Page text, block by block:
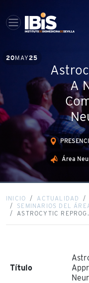
20MAY 25
A
Área
INICIO ACTUALIDAD
SEMINARIOS DEL
ASTROCYTIC
Título